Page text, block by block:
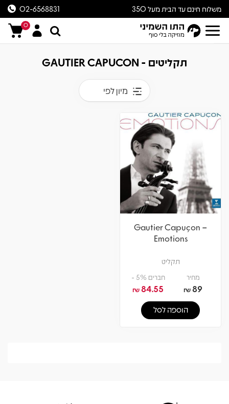
משלוח חינם עד הבית מעל 350
ש״ח
02-6568831
0
תקליטים - GAUTIER CAPUCON
מיון לפי
Gautier Capuçon –
Emotions
תקליט
מחיר
89
₪
חברים 5% -
84.55
₪
הוספה לסל